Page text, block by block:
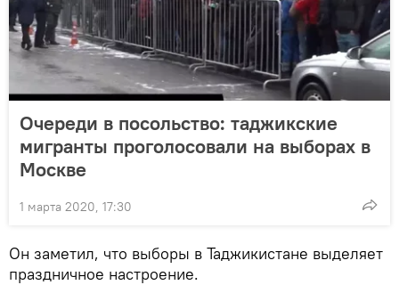
Очереди в посольство: таджикские
мигранты проголосовали на выборах в
Москве
1 марта 2020, 17:30
Он заметил, что выборы в Таджикистане выделяет
праздничное настроение.